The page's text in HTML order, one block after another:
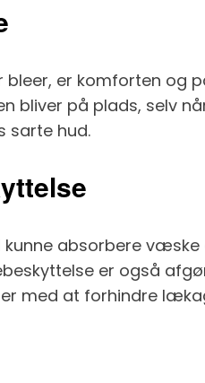
er komforten og
bliver på plads, selv
sarte hud.
kunne absorbere
er også
med at forhindre